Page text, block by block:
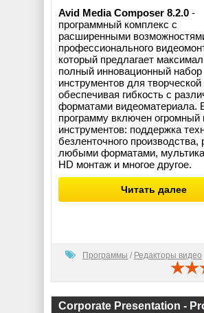
Avid Media Composer 8.2.0 -
программный комплекс с
расширенными
профессионального
который предлагает
полный инновационный набор
инструментов для
обеспечивая гибкость с
форматами видеоматериала.
программу включен огромный
инструментов: поддержка
безленточного производства,
любыми форматами,
HD монтаж и многое другое.
Читать далее
Программы / Редакторы видео